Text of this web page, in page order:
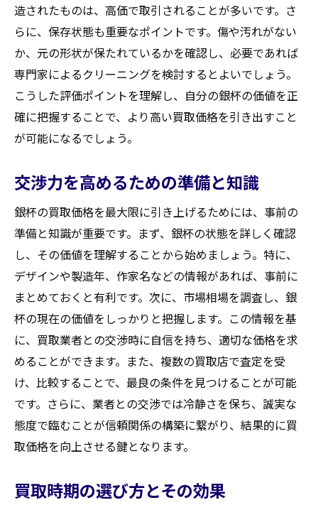
造されたものは、高価で取引されることが多いです。さ
らに、保存状態も重要なポイントです。傷や汚れがない
か、元の形状が保たれているかを確認し、必要であれば
専門家によるクリーニングを検討するとよいでしょう。
こうした評価ポイントを理解し、自分の銀杯の価値を正
確に把握することで、より高い買取価格を引き出すこと
が可能になるでしょう。
交渉力を高めるための準備と知識
銀杯の買取価格を最大限に引き上げるためには、事前の
準備と知識が重要です。まず、銀杯の状態を詳しく確認
し、その価値を理解することから始めましょう。特に、
デザインや製造年、作家名などの情報があれば、事前に
まとめておくと有利です。次に、市場相場を調査し、銀
杯の現在の価値をしっかりと把握します。この情報を基
に、買取業者との交渉時に自信を持ち、適切な価格を求
めることができます。また、複数の買取店で査定を受
け、比較することで、最良の条件を見つけることが可能
です。さらに、業者との交渉では冷静さを保ち、誠実な
態度で臨むことが信頼関係の構築に繋がり、結果的に買
取価格を向上させる鍵となります。
買取時期の選び方とその効果